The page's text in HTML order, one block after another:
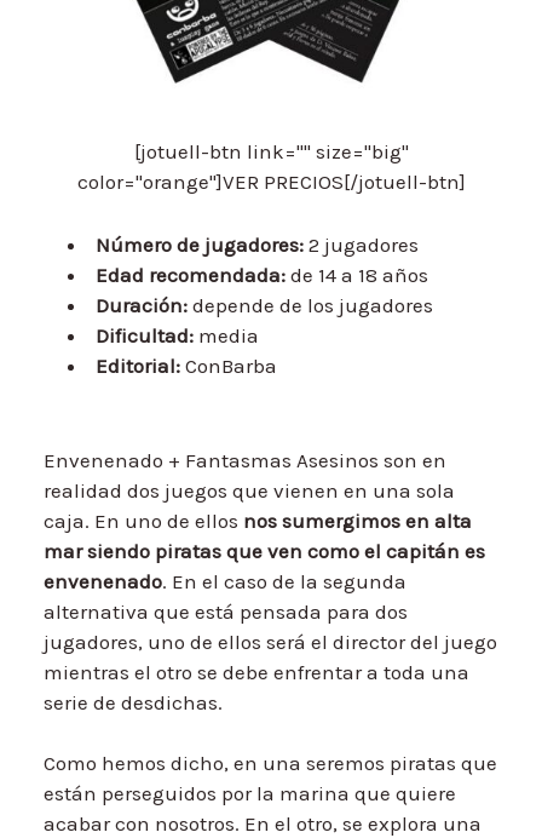
[jotuell-btn link="" size="big"
color="orange"]VER PRECIOS[/jotuell-btn]
Número de jugadores: 2 jugadores
Edad recomendada: de 14 a 18 años
Duración: depende de los jugadores
Dificultad: media
Editorial: ConBarba
Envenenado + Fantasmas Asesinos son en
realidad dos juegos que vienen en una sola
caja. En uno de ellos nos sumergimos en alta
mar siendo piratas que ven como el capitán es
envenenado. En el caso de la segunda
alternativa que está pensada para dos
jugadores, uno de ellos será el director del juego
mientras el otro se debe enfrentar a toda una
serie de desdichas.
Como hemos dicho, en una seremos piratas que
están perseguidos por la marina que quiere
acabar con nosotros. En el otro, se explora una